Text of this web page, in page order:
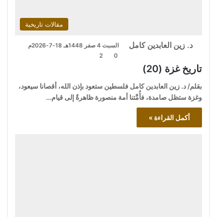
مقالات تاريخية
د. زين العابدين كامل
السبت 4 صفر 1448هـ 18-7-2026م
0
2
تاريخ غزة (20)
بقلم/ د. زين العابدين كامل فلسطين ستعود بإذن الله، أقصانا سيعود،
وغزة ستظل صامدة، فأُمَّتنا أمة منصورة ظاهرةٌ إلى قيام…
أكمل القراءة »